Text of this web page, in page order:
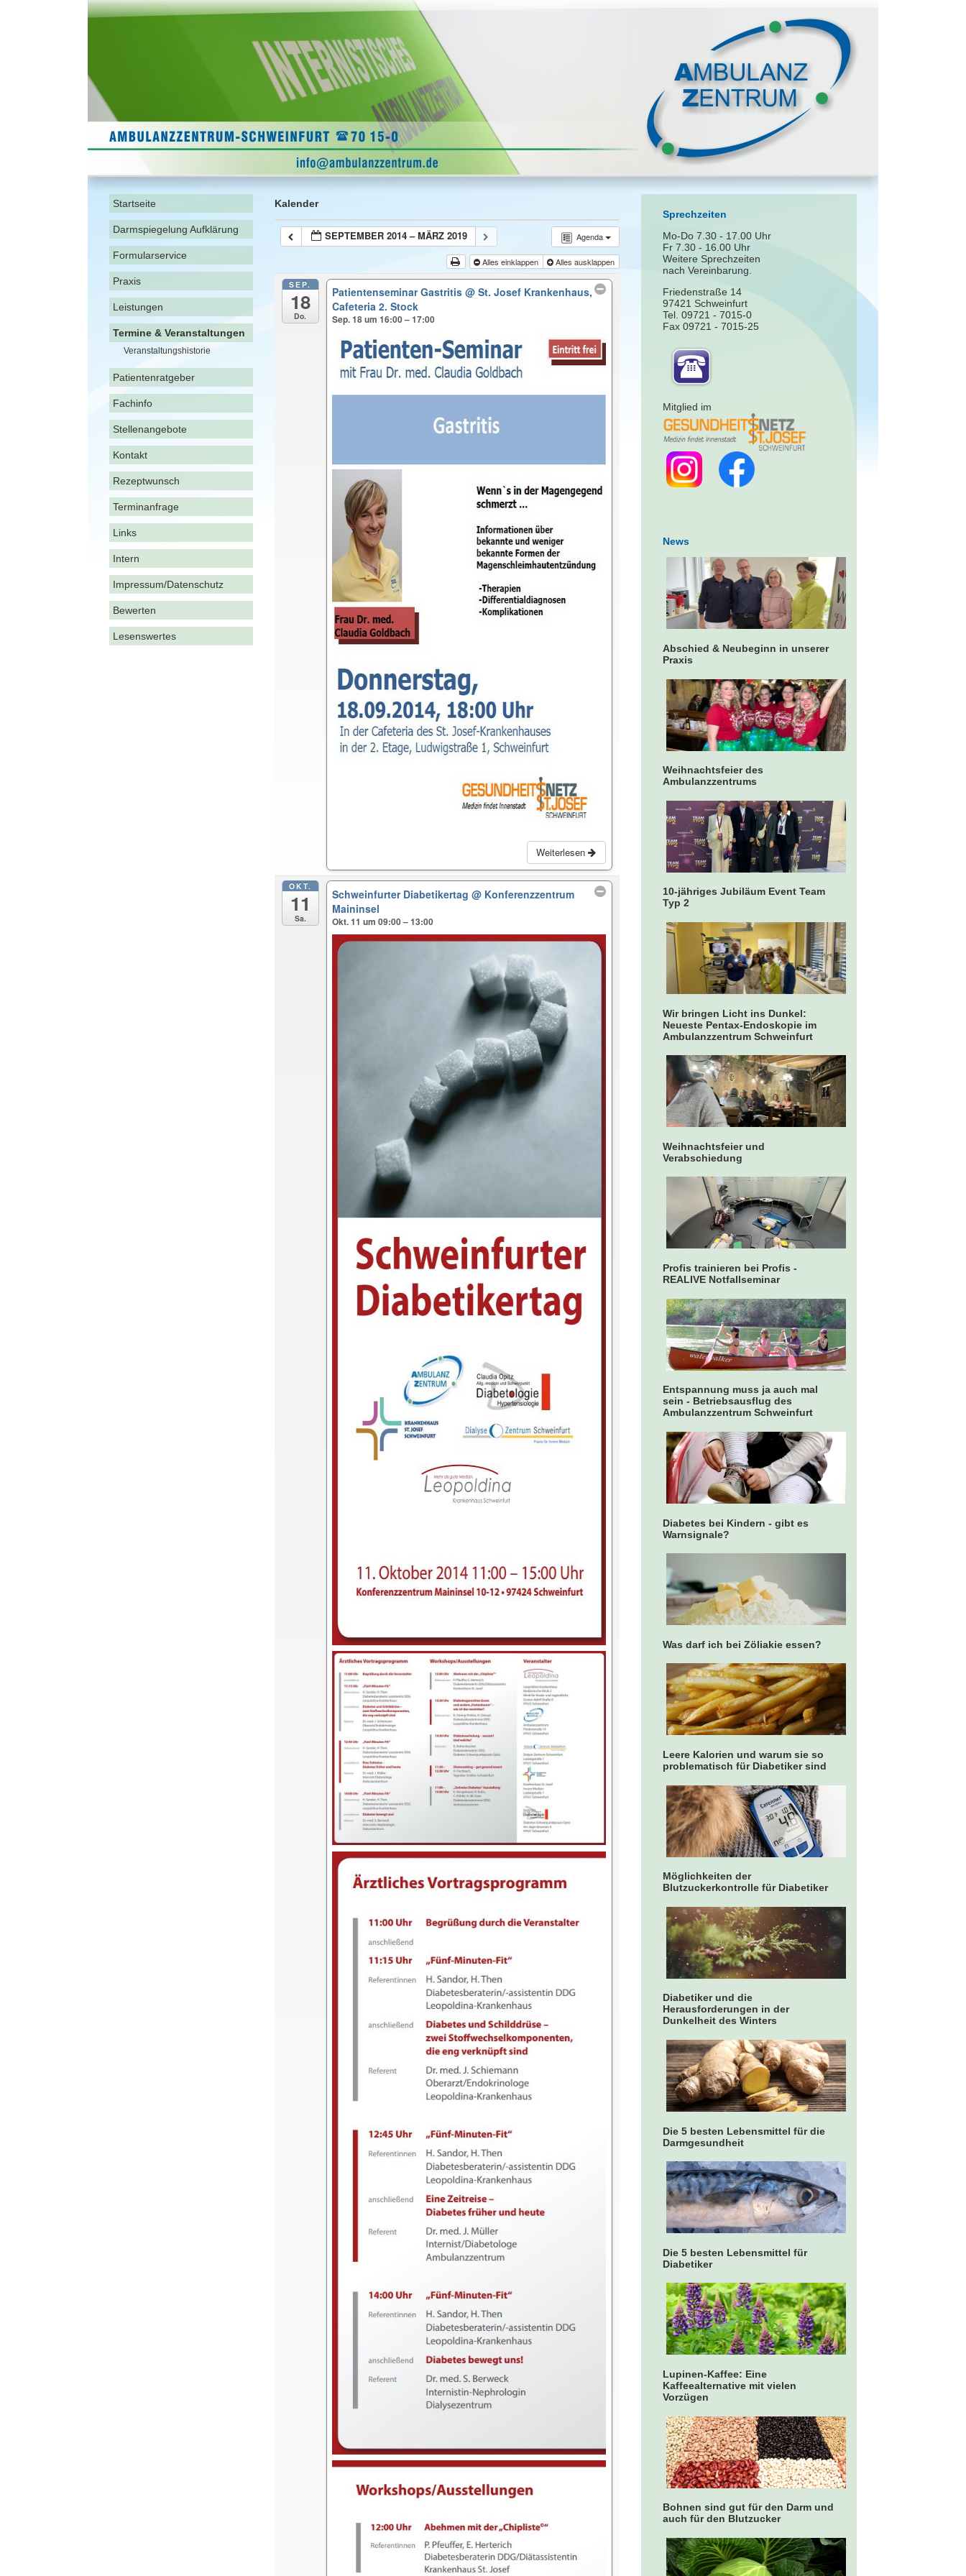
Startseite
Darmspiegelung Aufklärung
Formularservice
Praxis
Leistungen
Termine & Veranstaltungen
Veranstaltungshistorie
Patientenratgeber
Fachinfo
Stellenangebote
Kontakt
Rezeptwunsch
Terminanfrage
Links
Intern
Impressum/Datenschutz
Bewerten
Lesenswertes
Kalender
Agenda
SEPTEMBER 2014 – MÄRZ 2019
Alles einklappen Alles ausklappen
SEP.
18
Do.
Patientenseminar Gastritis@ St. Josef Krankenhaus,
Cafeteria 2. Stock
Sep. 18 um 16:00 – 17:00
Weiterlesen
OKT.
11
Sa.
Schweinfurter Diabetikertag@ Konferenzzentrum
Maininsel
Okt. 11 um 09:00 – 13:00
Sprechzeiten
Mo-Do 7.30 - 17.00 Uhr
Fr 7.30 - 16.00 Uhr
Weitere Sprechzeiten
nach Vereinbarung.
Friedenstraße 14
97421 Schweinfurt
Tel. 09721 - 7015-0
Fax 09721 - 7015-25
Mitglied im
News
Abschied & Neubeginn in unserer
Praxis
Weihnachtsfeier des
Ambulanzzentrums
10-jähriges Jubiläum Event Team
Typ 2
Wir bringen Licht ins Dunkel:
Neueste Pentax-Endoskopie im
Ambulanzzentrum Schweinfurt
Weihnachtsfeier und
Verabschiedung
Profis trainieren bei Profis -
REALIVE Notfallseminar
Entspannung muss ja auch mal
sein - Betriebsausflug des
Ambulanzzentrum Schweinfurt
Diabetes bei Kindern - gibt es
Warnsignale?
Was darf ich bei Zöliakie essen?
Leere Kalorien und warum sie so
problematisch für Diabetiker sind
Möglichkeiten der
Blutzuckerkontrolle für Diabetiker
Diabetiker und die
Herausforderungen in der
Dunkelheit des Winters
Die 5 besten Lebensmittel für die
Darmgesundheit
Die 5 besten Lebensmittel für
Diabetiker
Lupinen-Kaffee: Eine
Kaffeealternative mit vielen
Vorzügen
Bohnen sind gut für den Darm und
auch für den Blutzucker